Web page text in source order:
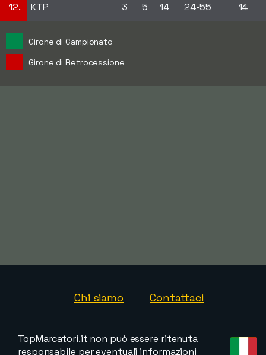
12. KTP 3 5 14 24-55 14
Girone di Campionato
Girone di Retrocessione
Chi siamo Contattaci
TopMarcatori.it non può essere ritenuta
responsabile per eventuali informazioni